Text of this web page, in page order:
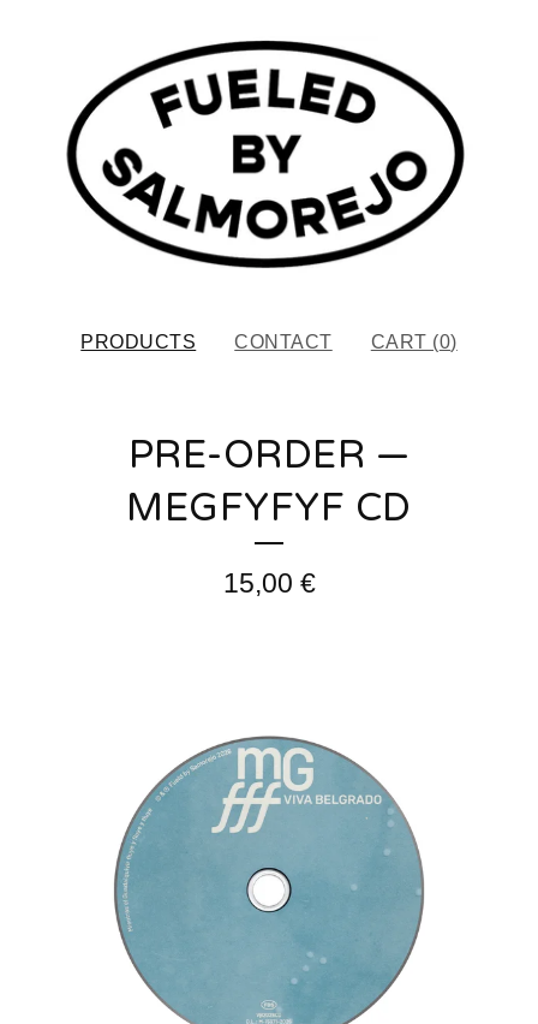
PRODUCTS CONTACT CART (0)
PRE-ORDER —
MEGFYFYF CD
15,00 €